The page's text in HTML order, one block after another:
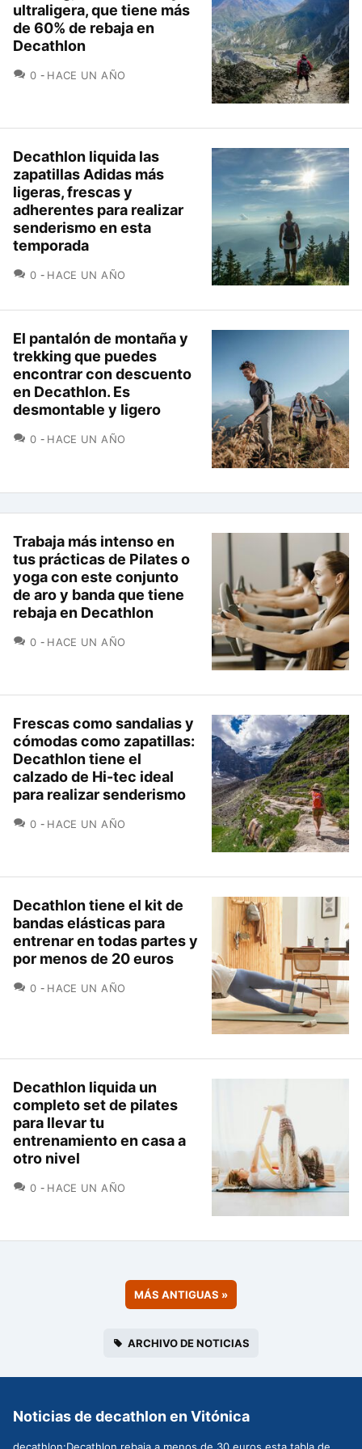
ultraligera, que tiene más
de 60% de rebaja en
Decathlon
0 COMENTARIOS
HACE UN AÑO
Decathlon liquida las
zapatillas Adidas más
ligeras, frescas y
adherentes para realizar
senderismo en esta
temporada
0 COMENTARIOS
HACE UN AÑO
El pantalón de montaña y
trekking que puedes
encontrar con descuento
en Decathlon. Es
desmontable y ligero
0 COMENTARIOS
HACE UN AÑO
Trabaja más intenso en
tus prácticas de Pilates o
yoga con este conjunto
de aro y banda que tiene
rebaja en Decathlon
0 COMENTARIOS
HACE UN AÑO
Frescas como sandalias y
cómodas como zapatillas:
Decathlon tiene el
calzado de Hi-tec ideal
para realizar senderismo
0 COMENTARIOS
HACE UN AÑO
Decathlon tiene el kit de
bandas elásticas para
entrenar en todas partes y
por menos de 20 euros
0 COMENTARIOS
HACE UN AÑO
Decathlon liquida un
completo set de pilates
para llevar tu
entrenamiento en casa a
otro nivel
0 COMENTARIOS
HACE UN AÑO
MÁS ANTIGUAS »
ARCHIVO DE NOTICIAS
Noticias de decathlon en Vitónica